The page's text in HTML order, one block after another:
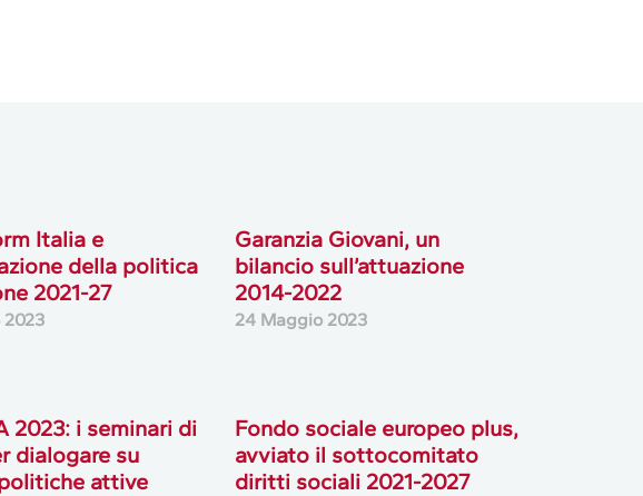
Italia e
della politica
2021-27
Garanzia Giovani, un
bilancio sull’attuazione
2014-2022
24 Maggio 2023
2023: i seminari di
dialogare su
attive
Fondo sociale europeo plus,
avviato il sottocomitato
diritti sociali 2021-2027